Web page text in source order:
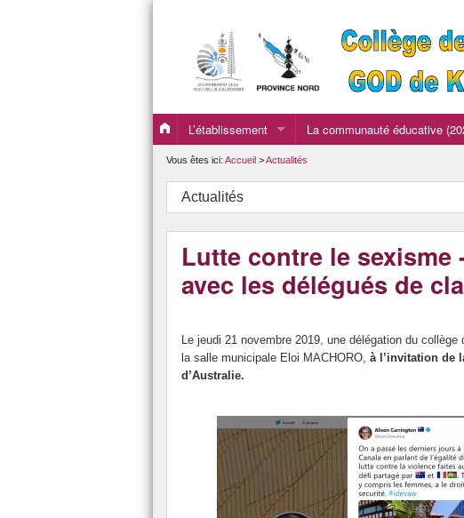
L’établissement
Le mot du principal - Rentrée 2026
La Direction du collège et du GOD 2026
Rentrée des personnels 2026
Le projet d’établissement 2025-2028
La communauté éducative
La Vie Scolaire et les Agents
Vous êtes ici: Accueil >Actualités
Actualités
Lutte contre le sexisme
avec les délégués de
Le jeudi 21 novembre 2019, une délégation du collège
la salle municipale Eloi MACHORO, à l’invitation de
d’Australie.